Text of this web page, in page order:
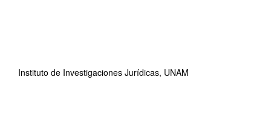
Instituto de Investigaciones Jurídicas, UNAM